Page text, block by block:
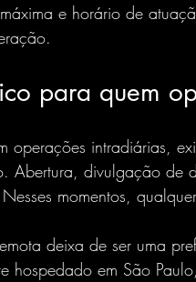
e horário de
para quem
operações intradiárias,
Abertura, divulgação de
momentos,
deixa de ser uma
hospedado em São